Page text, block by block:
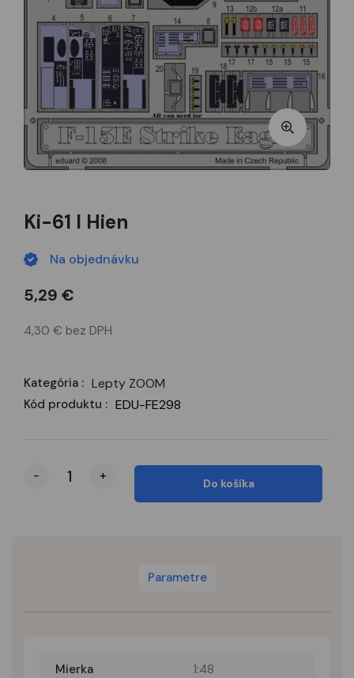
Ki-61 I Hien
Na objednávku
5,29 €
4,30 € bez DPH
Kategória : Lepty ZOOM
Kód produktu : EDU-FE298
- +
Do košíka
Parametre
Mierka 1:48